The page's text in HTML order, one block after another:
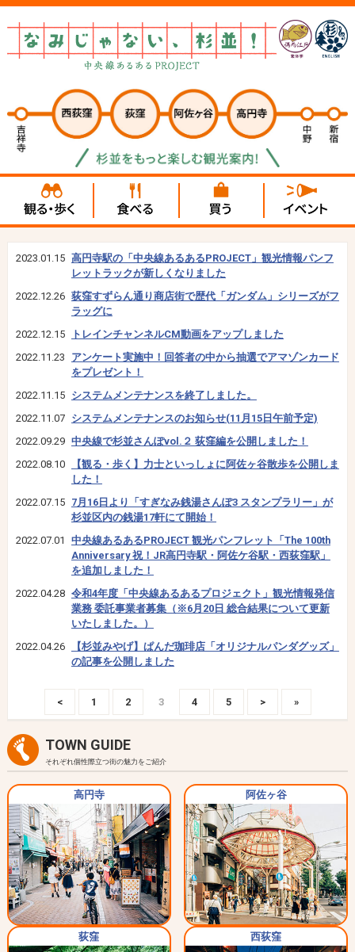
2023.01.15 高円寺駅の「中央線あるあるPROJECT」観光情報パンフ
レットラックが新しくなりました
2022.12.26 荻窪すずらん通り商店街で歴代「ガンダム」シリーズがフ
ラッグに
2022.12.15
トレインチャンネルCM動画をアップしました
2022.11.23
アンケート実施中！回答者の中から抽選でアマゾンカード
をプレゼント！
2022.11.15
システムメンテナンスを終了しました。
2022.11.07
システムメンテナンスのお知らせ(11月15日午前予定)
2022.09.29 中央線で杉並さんぽvol.２ 荻窪編を公開しました！
2022.08.10
【観る・歩く】力士といっしょに阿佐ヶ谷散歩を公開しま
した！
2022.07.15
7月16日より「すぎなみ銭湯さんぽ3 スタンプラリー」が
杉並区内の銭湯17軒にて開始！
2022.07.01
中央線あるあるPROJECT 観光パンフレット「The 100th
Anniversary 祝！JR高円寺駅・阿佐ケ谷駅・西荻窪駅」
を追加しました！
2022.04.28 令和4年度「中央線あるあるプロジェクト」観光情報発信
業務 委託事業者募集（※6月20日 総合結果について更新
いたしました。）
2022.04.26
【杉並みやげ】ぱんだ珈琲店「オリジナルパンダグッズ」
の記事を公開しました
< 1 2 3 4 5 > »
TOWN GUIDE
それぞれ個性際立つ街の魅力をご紹介
高円寺 阿佐ヶ谷
荻窪 西荻窪